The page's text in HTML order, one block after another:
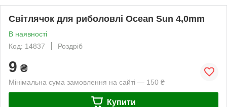
Світлячок для риболовлі Ocean Sun 4,0mm
В наявності
Код: 14837
Роздріб
9 ₴
Мінімальна сума замовлення на сайті — 150 ₴
Купити